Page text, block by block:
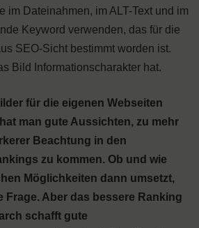
im Dateinahmen, im ALT-Text und im
Keyword verwenden, das für die
SEO-Sicht bestimmt worden ist.
Bild Informationscharakter hat.
für die eigenen Webseiten
man gute Aussichten, zu mehr
Beachtung in den
zu kommen. Ob und wie
Möglichkeiten dann umsetzt,
Frage. Aber das bessere Ranking
schafft gute